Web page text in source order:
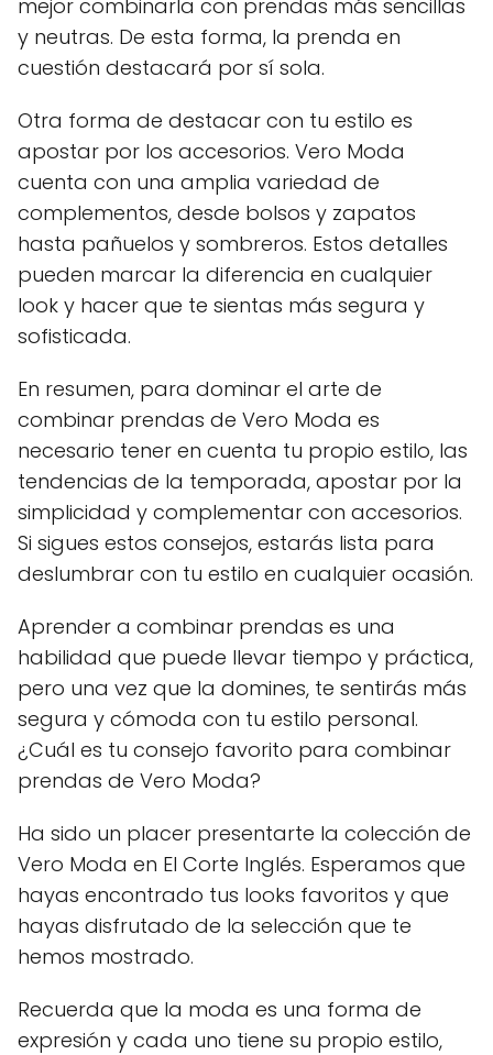
mejor combinarla con prendas más sencillas
y neutras. De esta forma, la prenda en
cuestión destacará por sí sola.
Otra forma de destacar con tu estilo es
apostar por los accesorios. Vero Moda
cuenta con una amplia variedad de
complementos, desde bolsos y zapatos
hasta pañuelos y sombreros. Estos detalles
pueden marcar la diferencia en cualquier
look y hacer que te sientas más segura y
sofisticada.
En resumen, para dominar el arte de
combinar prendas de Vero Moda es
necesario tener en cuenta tu propio estilo, las
tendencias de la temporada, apostar por la
simplicidad y complementar con accesorios.
Si sigues estos consejos, estarás lista para
deslumbrar con tu estilo en cualquier ocasión.
Aprender a combinar prendas es una
habilidad que puede llevar tiempo y práctica,
pero una vez que la domines, te sentirás más
segura y cómoda con tu estilo personal.
¿Cuál es tu consejo favorito para combinar
prendas de Vero Moda?
Ha sido un placer presentarte la colección de
Vero Moda en El Corte Inglés. Esperamos que
hayas encontrado tus looks favoritos y que
hayas disfrutado de la selección que te
hemos mostrado.
Recuerda que la moda es una forma de
expresión y cada uno tiene su propio estilo,